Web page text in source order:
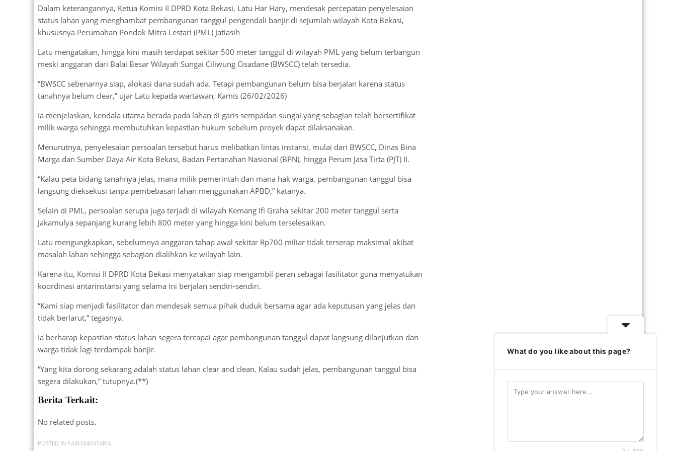
Dalam keterangannya, Ketua Komisi II DPRD Kota Bekasi, Latu Har Hary, mendesak percepatan penyelesaian
status lahan yang menghambat pembangunan tanggul pengendali banjir di sejumlah wilayah Kota Bekasi,
khususnya Perumahan Pondok Mitra Lestari (PML) Jatiasih
Latu mengatakan, hingga kini masih terdapat sekitar 500 meter tanggul di wilayah PML yang belum terbangun
meski anggaran dari Balai Besar Wilayah Sungai Ciliwung Cisadane (BWSCC) telah tersedia.
“BWSCC sebenarnya siap, alokasi dana sudah ada. Tetapi pembangunan belum bisa berjalan karena status
tanahnya belum clear,” ujar Latu kepada wartawan, Kamis (26/02/2026)
Ia menjelaskan, kendala utama berada pada lahan di garis sempadan sungai yang sebagian telah bersertifikat
milik warga sehingga membutuhkan kepastian hukum sebelum proyek dapat dilaksanakan.
Menurutnya, penyelesaian persoalan tersebut harus melibatkan lintas instansi, mulai dari BWSCC, Dinas Bina
Marga dan Sumber Daya Air Kota Bekasi, Badan Pertanahan Nasional (BPN), hingga Perum Jasa Tirta (PJT) II.
“Kalau peta bidang tanahnya jelas, mana milik pemerintah dan mana hak warga, pembangunan tanggul bisa
langsung dieksekusi tanpa pembebasan lahan menggunakan APBD,” katanya.
Selain di PML, persoalan serupa juga terjadi di wilayah Kemang Ifi Graha sekitar 200 meter tanggul serta
Jakamulya sepanjang kurang lebih 800 meter yang hingga kini belum terselesaikan.
Latu mengungkapkan, sebelumnya anggaran tahap awal sekitar Rp700 miliar tidak terserap maksimal akibat
masalah lahan sehingga sebagian dialihkan ke wilayah lain.
Karena itu, Komisi II DPRD Kota Bekasi menyatakan siap mengambil peran sebagai fasilitator guna menyatukan
koordinasi antarinstansi yang selama ini berjalan sendiri-sendiri.
“Kami siap menjadi fasilitator dan mendesak semua pihak duduk bersama agar ada keputusan yang jelas dan
tidak berlarut,” tegasnya.
Ia berharap kepastian status lahan segera tercapai agar pembangunan tanggul dapat langsung dilanjutkan dan
warga tidak lagi terdampak banjir.
“Yang kita dorong sekarang adalah status lahan clear and clean. Kalau sudah jelas, pembangunan tanggul bisa
segera dilakukan,” tutupnya.(**)
Berita Terkait:
No related posts.
POSTED IN PARLEMENTARIA
What do you like about this page?